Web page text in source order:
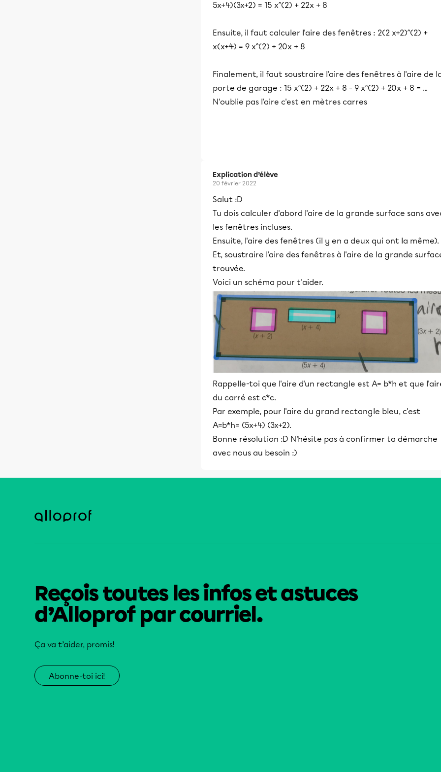
5x+4)(3x+2) = 15 x^(2) + 22x + 8
Ensuite, il faut calculer l'aire des fenêtres : 2(2 x+2)^(2) +
x(x+4) = 9 x^(2) + 20x + 8
Finalement, il faut soustraire l'aire des fenêtres à l'aire de
porte de garage : 15 x^(2) + 22x + 8 - 9 x^(2) + 20x + 8 = ...
N'oublie pas l'aire c'est en mètres carres
Explication d’élève
20 février 2022
Salut :D
Tu dois calculer d'abord l'aire de la grande surface sans
les fenêtres incluses.
Ensuite, l'aire des fenêtres (il y en a deux qui ont la même).
Et, soustraire l'aire des fenêtres à l'aire de la grande
trouvée.
Voici un schéma pour t'aider.
Rappelle-toi que l'aire d'un rectangle est A= b*h et que
du carré est c*c.
Par exemple, pour l'aire du grand rectangle bleu, c'est
A=b*h= (5x+4) (3x+2).
Bonne résolution :D N'hésite pas à confirmer ta démarche
avec nous au besoin :)
Reçois toutes les infos et astuces
d’Alloprof par courriel.
Ça va t’aider, promis!
Abonne-toi ici!